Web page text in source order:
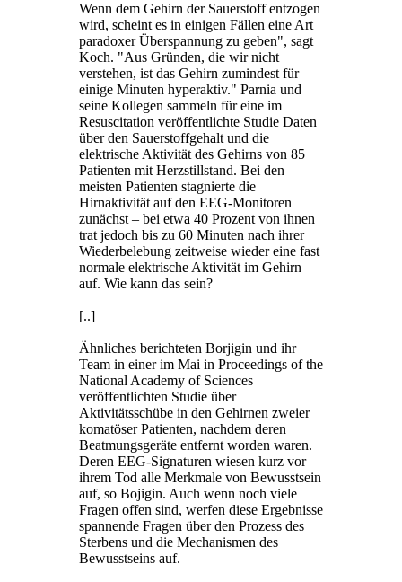
Wenn dem Gehirn der Sauerstoff entzogen
wird, scheint es in einigen Fällen eine Art
paradoxer Überspannung zu geben", sagt
Koch. "Aus Gründen, die wir nicht
verstehen, ist das Gehirn zumindest für
einige Minuten hyperaktiv." Parnia und
seine Kollegen sammeln für eine im
Resuscitation veröffentlichte Studie Daten
über den Sauerstoffgehalt und die
elektrische Aktivität des Gehirns von 85
Patienten mit Herzstillstand. Bei den
meisten Patienten stagnierte die
Hirnaktivität auf den EEG-Monitoren
zunächst – bei etwa 40 Prozent von ihnen
trat jedoch bis zu 60 Minuten nach ihrer
Wiederbelebung zeitweise wieder eine fast
normale elektrische Aktivität im Gehirn
auf. Wie kann das sein?
[..]
Ähnliches berichteten Borjigin und ihr
Team in einer im Mai in Proceedings of the
National Academy of Sciences
veröffentlichten Studie über
Aktivitätsschübe in den Gehirnen zweier
komatöser Patienten, nachdem deren
Beatmungsgeräte entfernt worden waren.
Deren EEG-Signaturen wiesen kurz vor
ihrem Tod alle Merkmale von Bewusstsein
auf, so Bojigin. Auch wenn noch viele
Fragen offen sind, werfen diese Ergebnisse
spannende Fragen über den Prozess des
Sterbens und die Mechanismen des
Bewusstseins auf.